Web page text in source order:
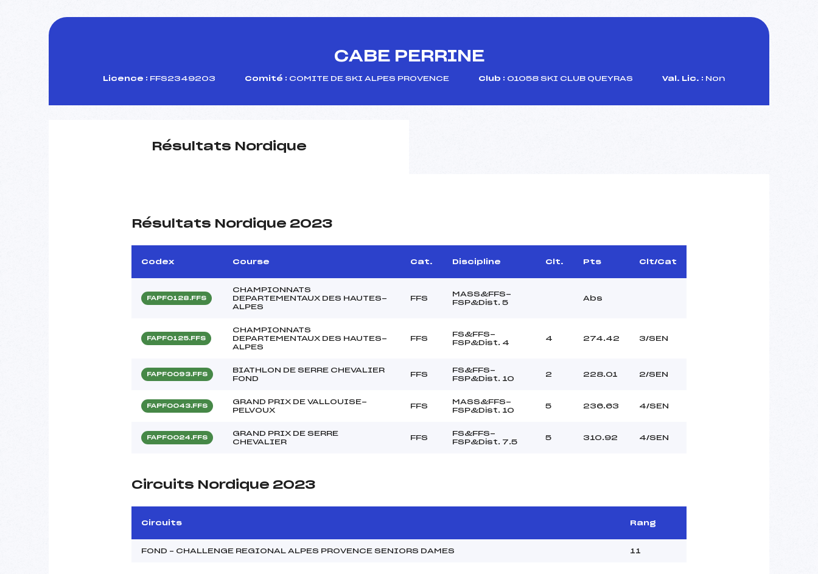
CABE PERRINE
Licence : FFS2349203 Comité : COMITE DE SKI ALPES PROVENCE Club : 01058 SKI CLUB QUEYRAS Val. Lic. : Non
Résultats Nordique
Résultats Nordique 2023
Codex Course Cat. Discipline Clt. Pts Clt/Cat
FAPF0128.FFS
CHAMPIONNATS
DEPARTEMENTAUX DES HAUTES-
ALPES
FFS
MASS&FFS-
FSP&Dist. 5
Abs
FAPF0125.FFS
CHAMPIONNATS
DEPARTEMENTAUX DES HAUTES-
ALPES
FFS
FS&FFS-
FSP&Dist. 4
4 274.42 3/SEN
FAPF0093.FFS
BIATHLON DE SERRE CHEVALIER
FOND
FFS
FS&FFS-
FSP&Dist. 10
2 228.01 2/SEN
FAPF0043.FFS
GRAND PRIX DE VALLOUISE-
PELVOUX
FFS
MASS&FFS-
FSP&Dist. 10
5 236.63 4/SEN
FAPF0024.FFS
GRAND PRIX DE SERRE
CHEVALIER
FFS
FS&FFS-
FSP&Dist. 7.5
5 310.92 4/SEN
Circuits Nordique 2023
Circuits Rang
FOND – CHALLENGE REGIONAL ALPES PROVENCE SENIORS DAMES 11